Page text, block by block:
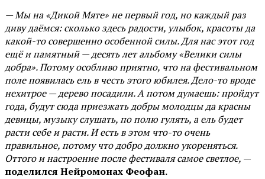
— Мы на «Дикой Мяте» не первый год, но каждый раз
диву даёмся: сколько здесь радости, улыбок, красоты да
какой-то совершенно особенной силы. Для нас этот год
ещё и памятный — десять лет альбому «Велики силы
добра». Потому особливо приятно, что на фестивальном
поле появилась ель в честь этого юбилея. Дело-то вроде
нехитрое — дерево посадили. А потом думаешь: пройдут
года, будут сюда приезжать добры молодцы да красны
девицы, музыку слушать, по полю гулять, а ель будет
расти себе и расти. И есть в этом что-то очень
правильное, потому что добро должно укореняться.
Оттого и настроение после фестиваля самое светлое, —
поделился Нейромонах Феофан.